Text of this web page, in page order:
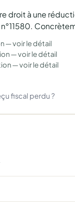
droit à une
—voir le détail
—voir le détail
—voir le détail
fiscal perdu ?